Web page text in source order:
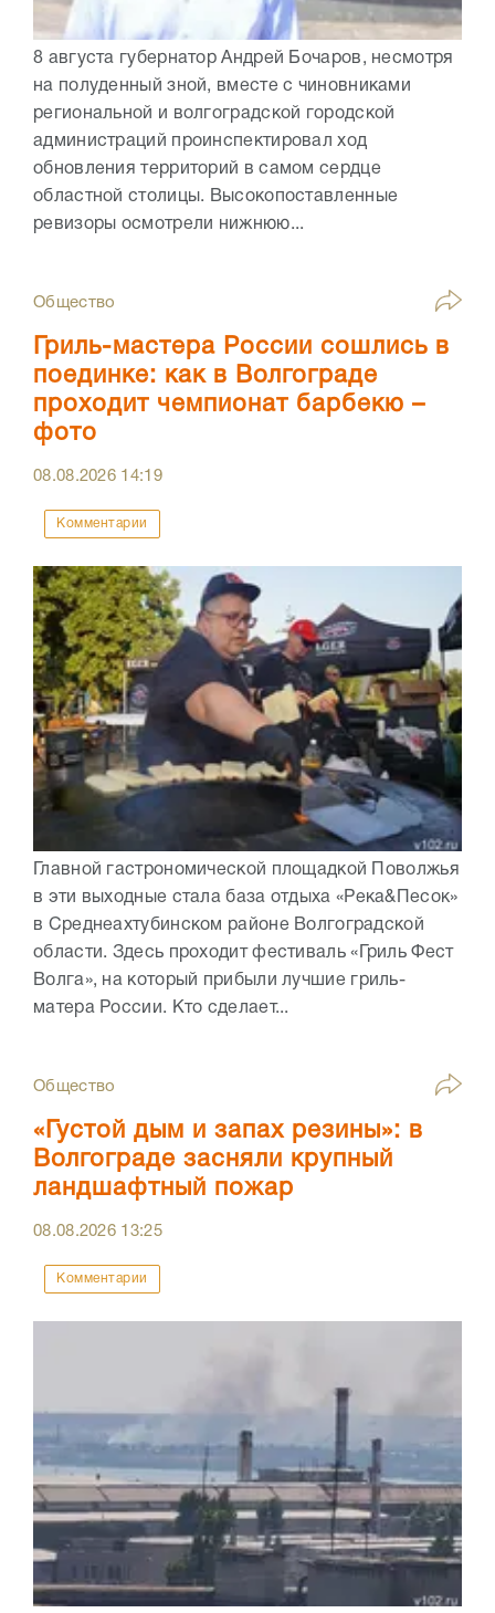
8 августа губернатор Андрей Бочаров, несмотря
на полуденный зной, вместе с чиновниками
региональной и волгоградской городской
администраций проинспектировал ход
обновления территорий в самом сердце
областной столицы. Высокопоставленные
ревизоры осмотрели нижнюю...
Общество
Гриль-мастера России сошлись в
поединке: как в Волгограде
проходит чемпионат барбекю –
фото
08.08.2026 14:19
Комментарии
Главной гастрономической площадкой Поволжья
в эти выходные стала база отдыха «Река&Песок»
в Среднеахтубинском районе Волгоградской
области. Здесь проходит фестиваль «Гриль Фест
Волга», на который прибыли лучшие гриль-
матера России. Кто сделает...
Общество
«Густой дым и запах резины»: в
Волгограде засняли крупный
ландшафтный пожар
08.08.2026 13:25
Комментарии